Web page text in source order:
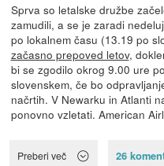
Sprva so letalske družbe
zamudili, a se je zaradi
po lokalnem času (13.19 po
začasno prepoved letov,
bi se zgodilo okrog 9.00 ure
slovenskem, če bo
načrtih. V Newarku in Atlanti
ponovno vzletati. American
Preberi več 26